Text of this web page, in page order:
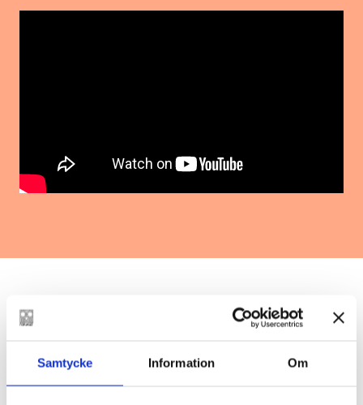
Samtycke Information Om
Mera från Ann-Luise Bertell